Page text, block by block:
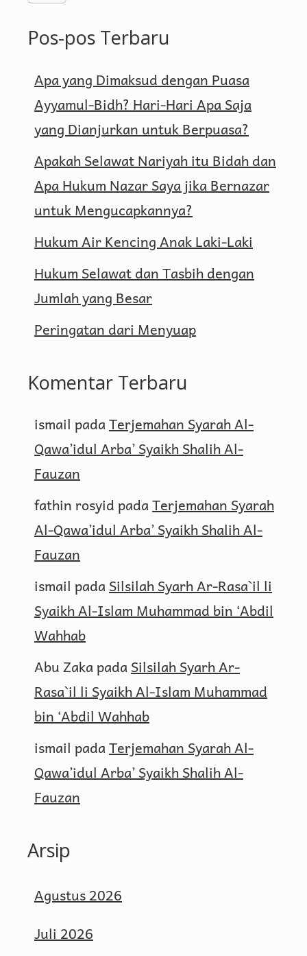
Pos-pos Terbaru
Apa yang Dimaksud dengan Puasa
Ayyamul-Bidh? Hari-Hari Apa Saja
yang Dianjurkan untuk Berpuasa?
Apakah Selawat Nariyah itu Bidah dan
Apa Hukum Nazar Saya jika Bernazar
untuk Mengucapkannya?
Hukum Air Kencing Anak Laki-Laki
Hukum Selawat dan Tasbih dengan
Jumlah yang Besar
Peringatan dari Menyuap
Komentar Terbaru
ismail padaTerjemahan Syarah Al-
Qawa’idul Arba’ Syaikh Shalih Al-
Fauzan
fathin rosyid padaTerjemahan Syarah
Al-Qawa’idul Arba’ Syaikh Shalih Al-
Fauzan
ismail padaSilsilah Syarh Ar-Rasa`il li
Syaikh Al-Islam Muhammad bin ‘Abdil
Wahhab
Abu ZakapadaSilsilah Syarh Ar-
Rasa`il li Syaikh Al-Islam Muhammad
bin ‘Abdil Wahhab
ismail padaTerjemahan Syarah Al-
Qawa’idul Arba’ Syaikh Shalih Al-
Fauzan
Arsip
Agustus 2026
Juli 2026